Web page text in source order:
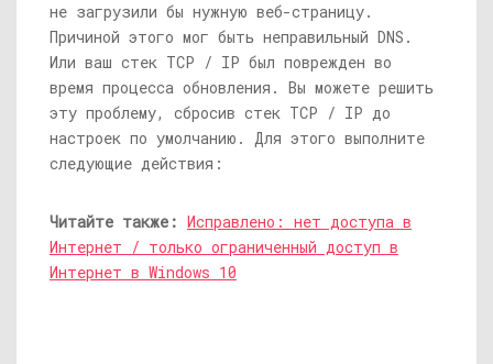
не загрузили бы нужную веб-страницу.
Причиной этого мог быть неправильный DNS.
Или ваш стек TCP / IP был поврежден во
время процесса обновления. Вы можете решить
эту проблему, сбросив стек TCP / IP до
настроек по умолчанию. Для этого выполните
следующие действия:
Читайте также: Исправлено: нет доступа в
Интернет / только ограниченный доступ в
Интернет в Windows 10